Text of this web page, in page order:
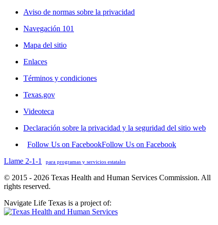
Aviso de normas sobre la privacidad
Navegación 101
Mapa del sitio
Enlaces
Términos y condiciones
Texas.gov
Videoteca
Declaración sobre la privacidad y la seguridad del sitio web
Follow Us on FacebookFollow Us on Facebook
Llame 2-1-1
para programas y servicios estatales
© 2015 - 2026 Texas Health and Human Services Commission. All
rights reserved.
Navigate Life Texas is a project of: